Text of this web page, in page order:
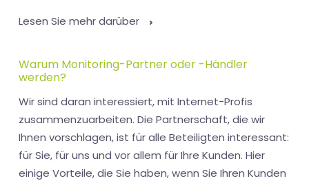
Lesen Sie mehr darüber
Warum Monitoring-Partner oder -Händler
werden?
Wir sind daran interessiert, mit Internet-Profis
zusammenzuarbeiten. Die Partnerschaft, die wir
Ihnen vorschlagen, ist für alle Beteiligten interessant:
für Sie, für uns und vor allem für Ihre Kunden. Hier
einige Vorteile, die Sie haben, wenn Sie Ihren Kunden